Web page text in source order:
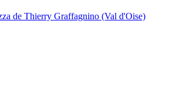
de Thierry Graffagnino (Val d'Oise)